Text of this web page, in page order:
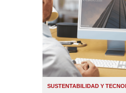
SUSTENTABILIDAD Y